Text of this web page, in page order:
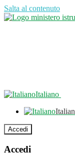
Salta al contenuto
Italiano
Accedi
Accedi